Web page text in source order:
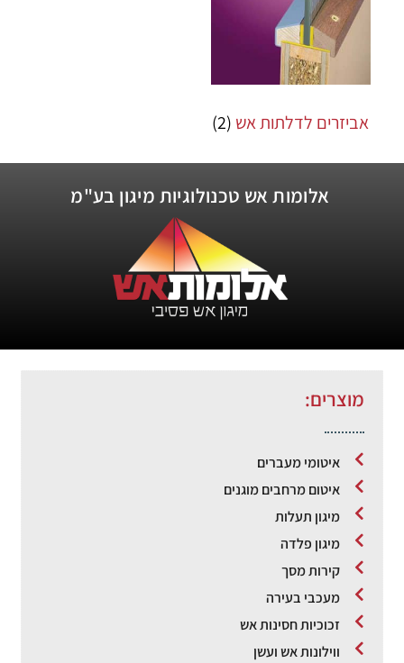
אביזרים לדלתות אש (2)
אלומות אש טכנולוגיות מיגון בע"מ
מוצרים:
איטומי מעברים
איטום מרחבים מוגנים
מיגון תעלות
מיגון פלדה
קירות מסך
מעכבי בעירה
זכוכיות חסינות אש
ווילונות אש ועשן